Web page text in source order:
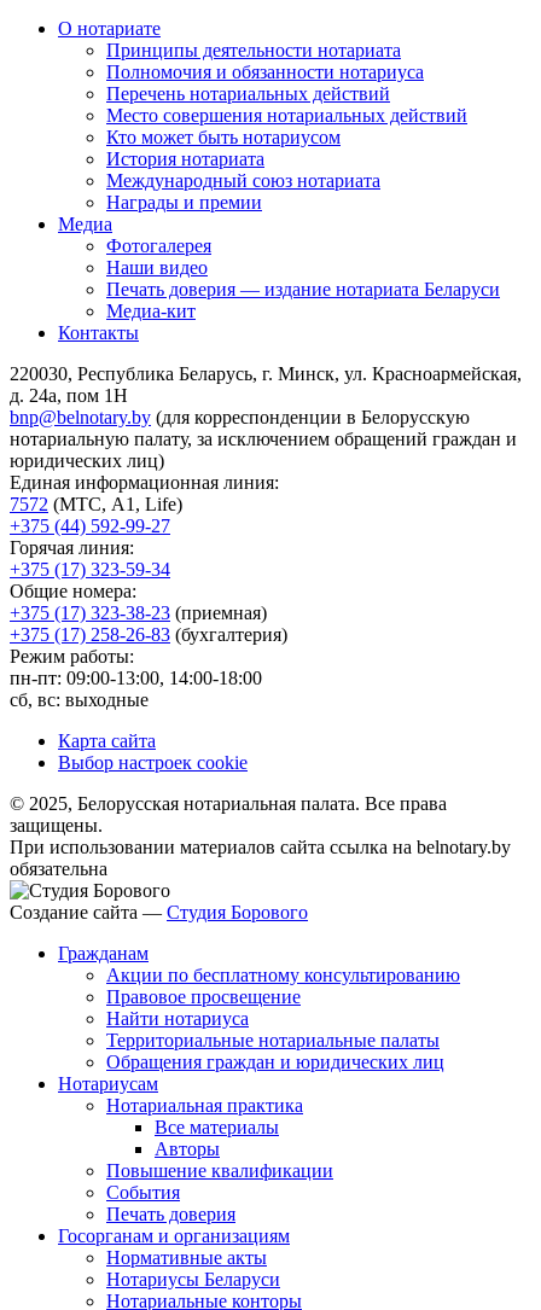
О нотариате
Принципы деятельности нотариата
Полномочия и обязанности нотариуса
Перечень нотариальных действий
Место совершения нотариальных действий
Кто может быть нотариусом
История нотариата
Международный союз нотариата
Награды и премии
Медиа
Фотогалерея
Наши видео
Печать доверия — издание нотариата Беларуси
Медиа-кит
Контакты
220030, Республика Беларусь, г. Минск, ул. Красноармейская,
д. 24а, пом 1Н
bnp@belnotary.by (для корреспонденции в Белорусскую
нотариальную палату, за исключением обращений граждан и
юридических лиц)
Единая информационная линия:
7572 (МТС, A1, Life)
+375 (44) 592-99-27
Горячая линия:
+375 (17) 323-59-34
Общие номера:
+375 (17) 323-38-23 (приемная)
+375 (17) 258-26-83 (бухгалтерия)
Режим работы:
пн-пт: 09:00-13:00, 14:00-18:00
сб, вс: выходные
Карта сайта
Выбор настроек cookie
© 2025, Белорусская нотариальная палата. Все права
защищены.
При использовании материалов сайта ссылка на belnotary.by
обязательна
Создание сайта — Студия Борового
Гражданам
Акции по бесплатному консультированию
Правовое просвещение
Найти нотариуса
Территориальные нотариальные палаты
Обращения граждан и юридических лиц
Нотариусам
Нотариальная практика
Все материалы
Авторы
Повышение квалификации
События
Печать доверия
Госорганам и организациям
Нормативные акты
Нотариусы Беларуси
Нотариальные конторы